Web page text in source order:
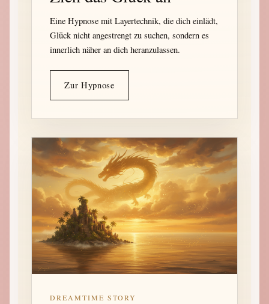
Eine Hypnose mit Layertechnik, die dich einlädt,
Glück nicht angestrengt zu suchen, sondern es
innerlich näher an dich heranzulassen.
Zur Hypnose
DREAMTIME STORY